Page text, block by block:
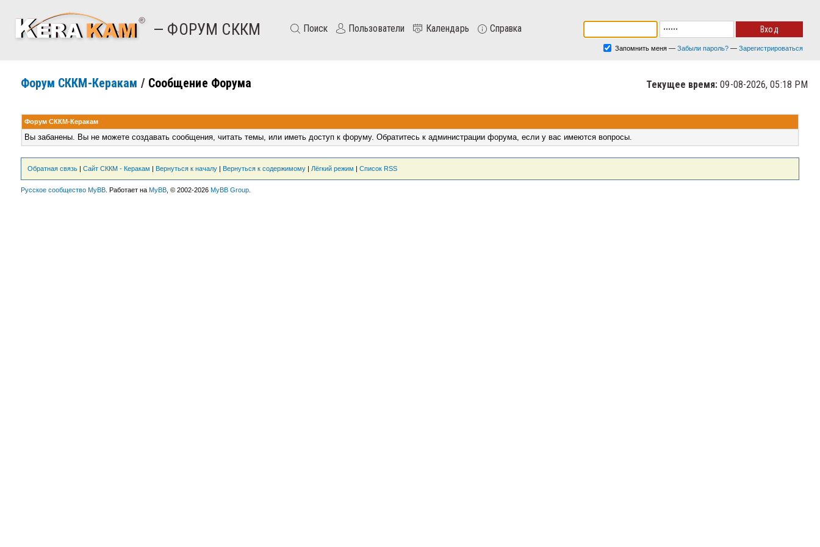
— ФОРУМ СККМ Поиск Пользователи Календарь Справка
Запомнить меня — Забыли пароль? — Зарегистрироваться
Текущее время: 09-08-2026, 05:18 PM
Форум СККМ-Керакам / Сообщение Форума
Форум СККМ-Керакам
Вы забанены. Вы не можете создавать сообщения, читать темы, или иметь доступ к форуму. Обратитесь к администрации форума, если у вас имеются вопросы.
Обратная связь| Сайт СККМ - Керакам | Вернуться к началу| Вернуться к содержимому| Лёгкий режим | Список RSS
Русское сообщество MyBB. Работает на MyBB, © 2002-2026 MyBB Group.